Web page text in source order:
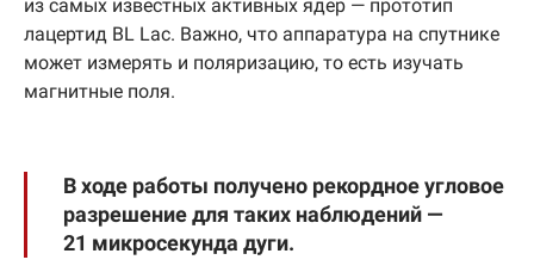
из самых известных активных ядер — прототип
лацертид BL Lac. Важно, что аппаратура на спутнике
может измерять и поляризацию, то есть изучать
магнитные поля.
В ходе работы получено рекордное угловое
разрешение для таких наблюдений —
21 микросекунда дуги.